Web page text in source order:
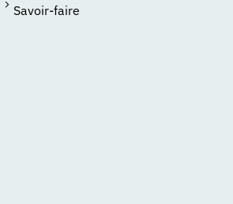
Savoir-faire